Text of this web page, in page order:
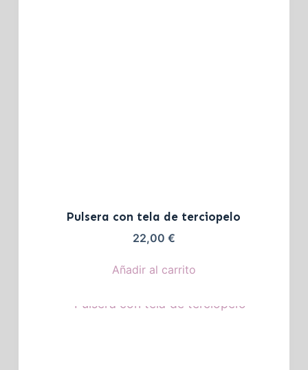
Pulsera con tela de terciopelo
22,00 €
Añadir al carrito